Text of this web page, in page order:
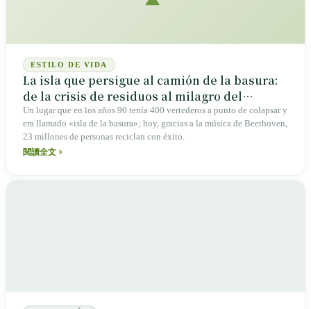
ESTILO DE VIDA
La isla que persigue al camión de la basura:
de la crisis de residuos al milagro del
reciclaje en Taiwán
Un lugar que en los años 90 tenía 400 vertederos a punto de colapsar y
era llamado «isla de la basura»; hoy, gracias a la música de Beethoven,
23 millones de personas reciclan con éxito.
閱讀全文